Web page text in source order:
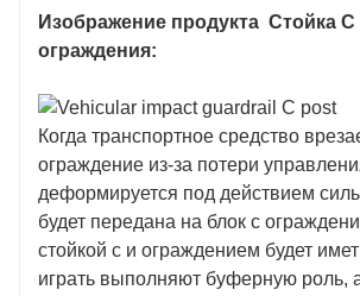
Изображение продукта Стойка C
ограждения:
Когда транспортное средство
ограждение из-за потери
деформируется под действием
будет передана на блок c
стойкой c и ограждением будет
играть выполняют буферную роль,